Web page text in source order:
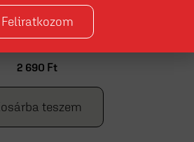
- Olaszrizling 2025
2 690 Ft
teszem
Feliratkozom